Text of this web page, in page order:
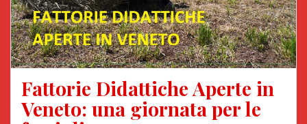
Fattorie Didattiche Aperte in
Veneto: una giornata per le